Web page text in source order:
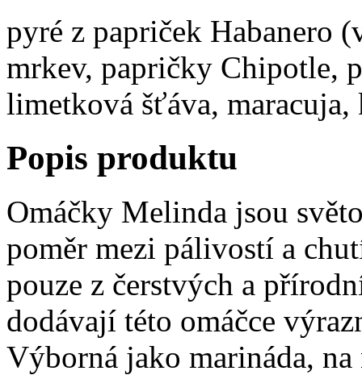
pyré z papriček Habanero
mrkev, papričky Chipotle,
limetková šťáva,
Popis produktu
Omáčky Melinda jsou
poměr mezi pálivostí a
pouze z čerstvých a
dodávají této omáčce
Výborná jako marináda,